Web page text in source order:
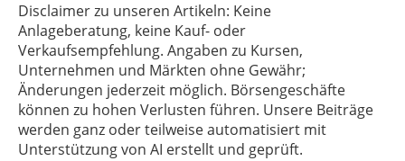
Disclaimer zu unseren Artikeln: Keine
Anlageberatung, keine Kauf- oder
Verkaufsempfehlung. Angaben zu Kursen,
Unternehmen und Märkten ohne Gewähr;
Änderungen jederzeit möglich. Börsengeschäfte
können zu hohen Verlusten führen. Unsere Beiträge
werden ganz oder teilweise automatisiert mit
Unterstützung von AI erstellt und geprüft.